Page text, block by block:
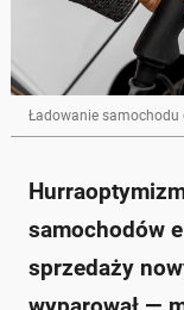
Ładowanie samochodu
samochodów
sprzedaży